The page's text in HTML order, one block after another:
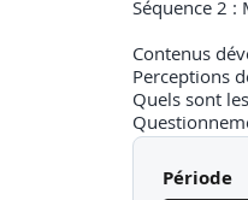
Séquence 2 :
Contenus
Perceptions
Quels sont
Séquence 3
Période